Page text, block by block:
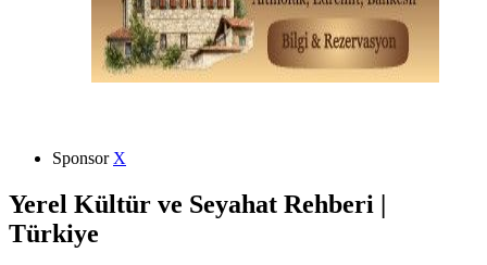
Sponsor X
Yerel Kültür ve Seyahat Rehberi |
Türkiye